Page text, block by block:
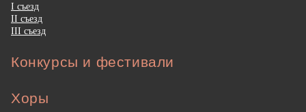
I съезд
II съезд
III съезд
Конкурсы и фестивали
Хоры